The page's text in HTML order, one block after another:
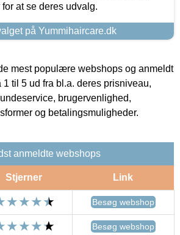
at se deres udvalg.
på Yummihaircare.dk
mest populære webshops og anmeldt
1 til 5 ud fra bl.a. deres prisniveau,
brugervenlighed,
og betalingsmuligheder.
anmeldte webshops
Stjerner Link
Besøg webshop
Besøg webshop